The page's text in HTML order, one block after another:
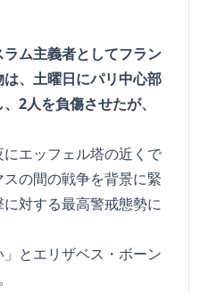
ム主義者としてフラン
、土曜日にパリ中心部
2人を負傷させたが、
エッフェル塔の近くで
の間の戦争を背景に緊
対する最高警戒態勢に
」とエリザベス・ボーン